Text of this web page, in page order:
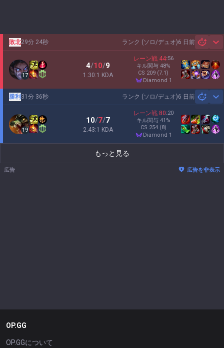
ランク (ソロ/デュオ)6 日前
敗北29分 24秒
17
4/10/9
1.30:1 KDA
レーン戦 44:56
キル関与 48%
CS 209 (7.1)
diamond 1
ランク (ソロ/デュオ)6 日前
勝利 31分 36秒
19
10/7/7
2.43:1 KDA
レーン戦 80:20
キル関与 41 %
CS 254 (8)
diamond 1
もっと見る
広告 広告を非表示
OP.GG
OP.GGについて